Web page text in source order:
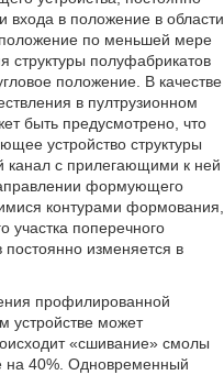
входа в положение в области
по меньшей мере
структуры полуфабрикатов
положение. В качестве
в пултрузионном
быть предусмотрено, что
устройство структуры
с прилегающими к ней
формующего
контурами формования,
поперечного
изменяется в
профилированной
устройстве может
«сшивание» смолы
на 40%. Одновременный